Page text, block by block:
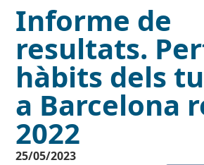
Informe de
resultats.
hàbits dels
a Barcelona
2022
25/05/2023